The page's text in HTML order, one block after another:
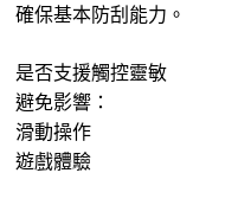
確保基本防刮能力。
是否支援觸控靈敏
避免影響：
滑動操作
遊戲體驗